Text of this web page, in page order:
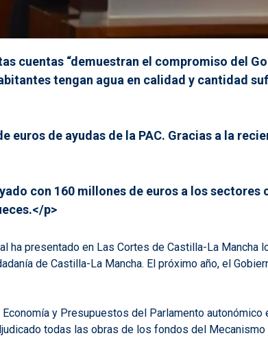
cuentas “demuestran el compromiso del
tengan agua en calidad y cantidad
de ayudas de la PAC. Gracias a la
con 160 millones de euros a los sectores
p>
ha presentado en Las Cortes de Castilla-La Mancha
de Castilla-La Mancha. El próximo año, el
y Presupuestos del Parlamento
todas las obras de los fondos del